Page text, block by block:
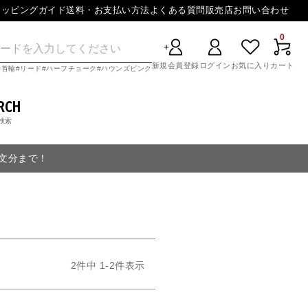
ピングガイド送料・お支払い方法よくある質問販売店お問い合わせ
首輪 リード ハーフチョーク ハウンズピンク 新規会員登録 ログイン お気に入り
0
カート
索
分まで！
2件中 1-2件表示